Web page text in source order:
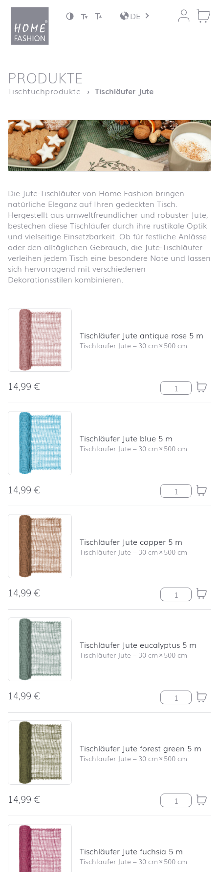
Zum Inhalt springen
DE
Startseite
PRODUKTE
Tischtuchprodukte Tischläufer Jute
Die Jute-Tischläufer von Home Fashion bringen
natürliche Eleganz auf Ihren gedeckten Tisch.
Hergestellt aus umweltfreundlicher und robuster Jute,
bestechen diese Tischläufer durch ihre rustikale Optik
und vielseitige Einsetzbarkeit. Ob für festliche Anlässe
oder den alltäglichen Gebrauch, die Jute-Tischläufer
verleihen jedem Tisch eine besondere Note und lassen
sich hervorragend mit verschiedenen
Dekorationsstilen kombinieren.
Produktliste überspringen und zum Filter springen
Tischläufer Jute antique rose 5 m
Tischläufer Jute –30 cm×500 cm
14,99€ Tischläufer
Tischläufer Jute blue 5 m
Tischläufer Jute –30 cm×500 cm
14,99€ Tischläufer
Tischläufer Jute copper 5 m
Tischläufer Jute –30 cm×500 cm
14,99€ Tischläufer
Tischläufer Jute eucalyptus 5 m
Tischläufer Jute –30 cm×500 cm
14,99€ Tischläufer
Tischläufer Jute forest green 5 m
Tischläufer Jute –30 cm×500 cm
14,99€ Tischläufer
Tischläufer Jute fuchsia 5 m
Tischläufer Jute –30 cm×500 cm